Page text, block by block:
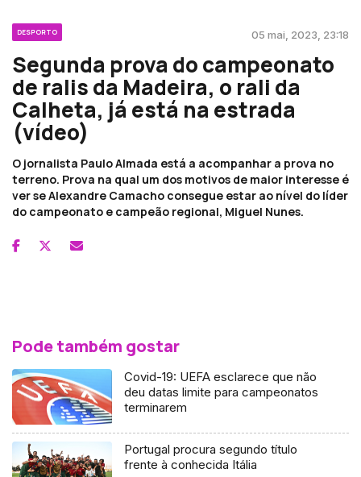
DESPORTO 05 mai, 2023, 23:18
Segunda prova do campeonato
de ralis da Madeira, o rali da
Calheta, já está na estrada
(vídeo)
O jornalista Paulo Almada está a acompanhar a prova no
terreno. Prova na qual um dos motivos de maior interesse é
ver se Alexandre Camacho consegue estar ao nível do líder
do campeonato e campeão regional, Miguel Nunes.
Pode também gostar
Covid-19: UEFA esclarece que não
deu datas limite para campeonatos
terminarem
Portugal procura segundo título
frente à conhecida Itália